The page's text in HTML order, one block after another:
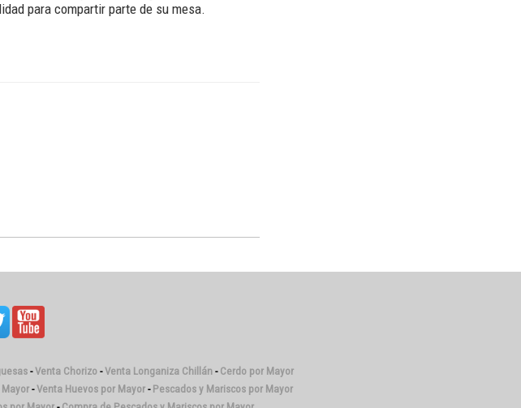
para compartir parte de su mesa.
-Venta Chorizo -Venta Longaniza Chillán - Cerdo por Mayor
-Venta Huevos por Mayor - Pescados y Mariscos por Mayor